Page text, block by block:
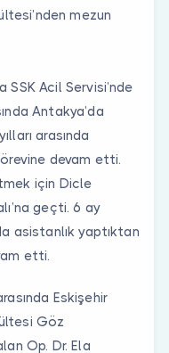
mezun
SSK Acil Servisi’nde
Antakya’da
arasında
devam etti.
için Dicle
geçti. 6 ay
asistanlık yaptıktan
etti.
Eskişehir
Göz
Op. Dr. Ela